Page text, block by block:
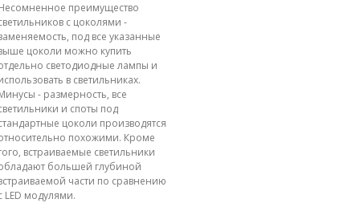
преимущество
с цоколями -
под все указанные
цоколи можно купить
светодиодные лампы и
в светильниках.
- размерность, все
и споты под
цоколи производятся
похожими. Кроме
встраиваемые светильники
большей глубиной
части по сравнению
LED модулями.